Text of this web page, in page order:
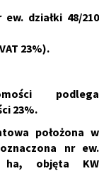
ew. działki 48/210
23%).
podlega
23%.
położona w
nr ew.
ha, objęta KW